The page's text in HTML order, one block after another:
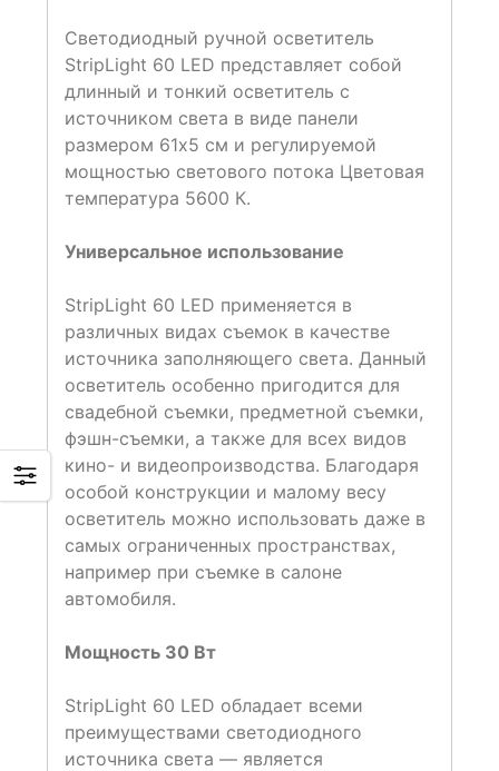
Светодиодный ручной осветитель
StripLight 60 LED представляет собой
длинный и тонкий осветитель с
источником света в виде панели
размером 61х5 см и регулируемой
мощностью светового потока Цветовая
температура 5600 К.
Универсальное использование
StripLight 60 LED применяется в
различных видах съемок в качестве
источника заполняющего света. Данный
осветитель особенно пригодится для
свадебной съемки, предметной съемки,
фэшн-съемки, а также для всех видов
кино- и видеопроизводства. Благодаря
особой конструкции и малому весу
осветитель можно использовать даже в
самых ограниченных пространствах,
например при съемке в салоне
автомобиля.
Мощность 30 Вт
StripLight 60 LED обладает всеми
преимуществами светодиодного
источника света — является